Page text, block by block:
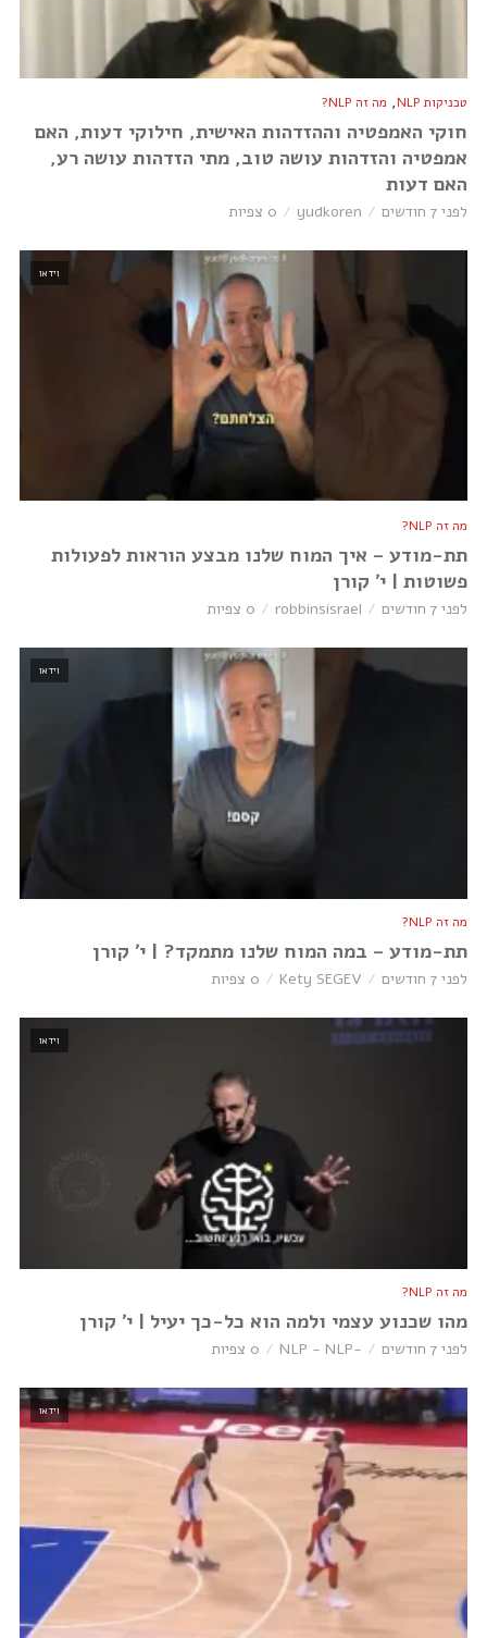
טכניקות NLP , מה זה NLP?
חוקי האמפטיה וההזדהות האישית, חילוקי דעות, האם
אמפטיה והזדהות עושה טוב, מתי הזדהות עושה רע,
האם דעות
לפני 7 חודשים yudkoren 0 צפיות
וידאו
מה זה NLP?
תת-מודע – איך המוח שלנו מבצע הוראות לפעולות
פשוטות | י׳ קורן
לפני 7 חודשים robbinsisrael 0 צפיות
וידאו
מה זה NLP?
תת-מודע – במה המוח שלנו מתמקד? | י׳ קורן
לפני 7 חודשים Kety SEGEV 0 צפיות
וידאו
מה זה NLP?
מהו שכנוע עצמי ולמה הוא כל-כך יעיל | י׳ קורן
לפני 7 חודשים -NLP - NLP 0 צפיות
וידאו